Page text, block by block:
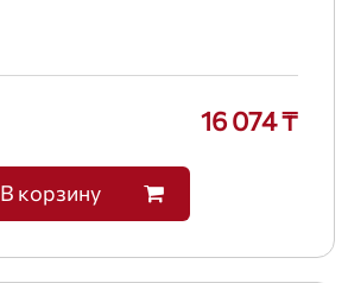
16 074 ₸
В корзину